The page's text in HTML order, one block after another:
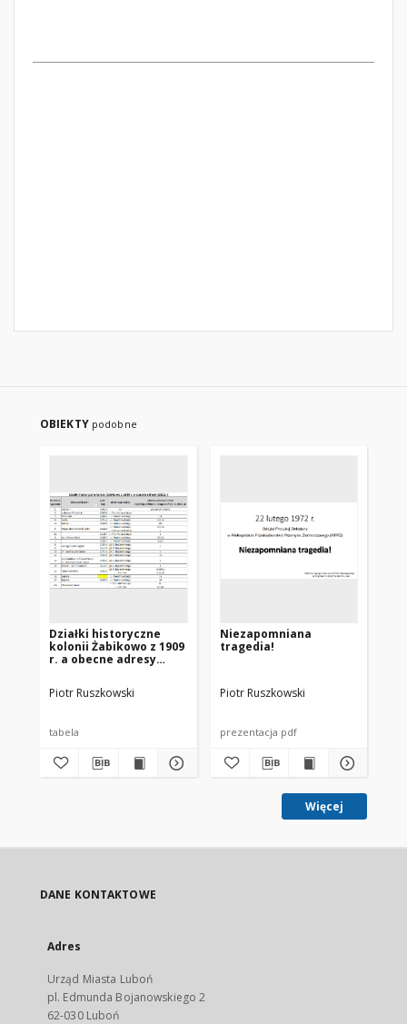
OBIEKTY podobne
Działki historyczne
kolonii Żabikowo z 1909
r. a obecne adresy
Piotr Ruszkowski
tabela
Niezapomniana
tragedia!
Piotr Ruszkowski
prezentacja pdf
Więcej
DANE KONTAKTOWE
Adres
Urząd Miasta Luboń
pl. Edmunda Bojanowskiego 2
62-030 Luboń